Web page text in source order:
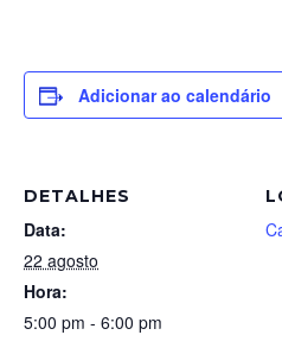
Adicionar ao calendário
DETALHES
Data:
22 agosto
Hora:
5:00 pm - 6:00 pm